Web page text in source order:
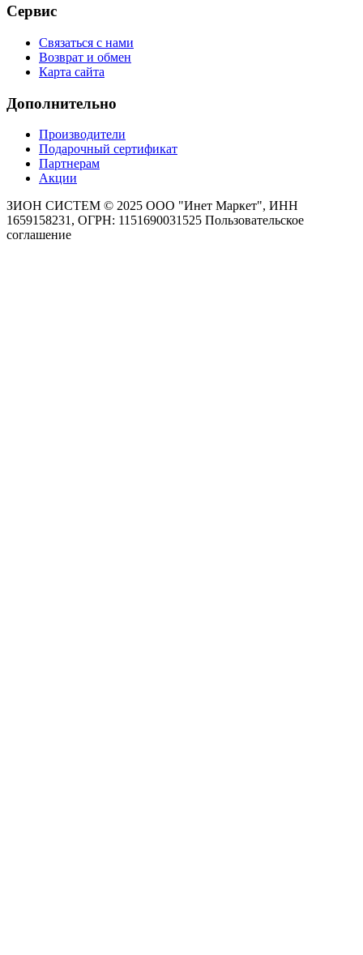
Сервис
Связаться с нами
Возврат и обмен
Карта сайта
Дополнительно
Производители
Подарочный сертификат
Партнерам
Акции
ЗИОН СИСТЕМ © 2025 ООО "Инет Маркет", ИНН
1659158231, ОГРН: 1151690031525 Пользовательское
соглашение